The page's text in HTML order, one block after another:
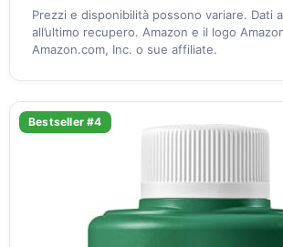
Prezzi e disponibilità possono variare. Dati
all’ultimo recupero. Amazon e il logo
Amazon.com, Inc. o sue affiliate.
Bestseller #4